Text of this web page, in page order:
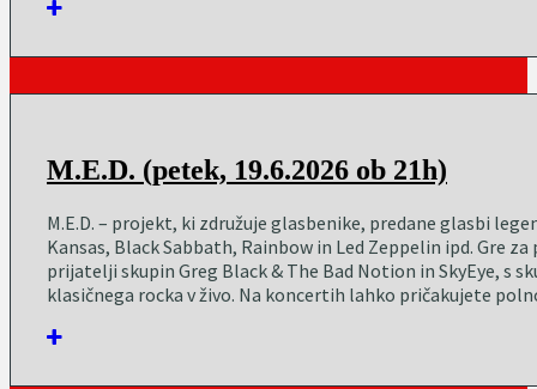
M.E.D. (petek, 19.6.2026 ob 21h)
M.E.D. – projekt, ki združuje glasbenike, predane glasbi
Kansas, Black Sabbath, Rainbow in Led Zeppelin ipd. Gre
prijatelji skupin Greg Black & The Bad Notion in SkyEye, s
klasičnega rocka v živo. Na koncertih lahko pričakujete